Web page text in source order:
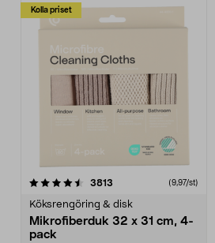
Kolla priset
3813 (9,97/st)
Köksrengöring & disk
Mikrofiberduk 32 x 31 cm, 4-
pack
4.0av 5 stjärnor